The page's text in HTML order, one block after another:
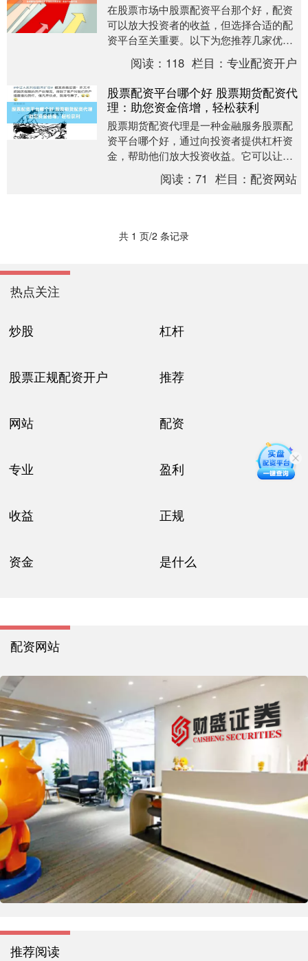
在股票市场中股票配资平台那个好，配资
可以放大投资者的收益，但选择合适的配
资平台至关重要。以下为您推荐几家优质
的炒股配资平台： 此外，佛山股票配资平
台还提供专业的....
阅读： 118 栏目：专业配资开户
股票配资平台哪个好 股票期货配资代
理：助您资金倍增，轻松获利
股票期货配资代理是一种金融服务股票配
资平台哪个好，通过向投资者提供杠杆资
金，帮助他们放大投资收益。它可以让投
资者以较小的本金撬动更大的资金，从而
获得更高的潜在回....
阅读：71 栏目：配资网站
共 1 页/2 条记录
热点关注
炒股 杠杆
股票正规配资开户 推荐
网站 配资
专业 盈利
收益 正规
资金 是什么
配资网站
推荐阅读